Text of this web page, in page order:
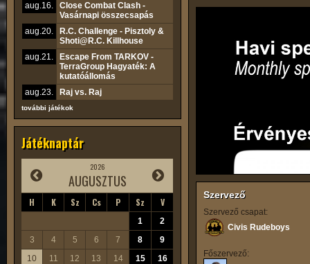
aug.16.
Close Combat Clash -
Vasárnapi összecsapás
aug.20.
R.C. Challenge - Pisztoly &
Shoti@R.C. Killhouse
aug.21.
Escape From TARKOV -
TerraGroup Hagyaték: A
kutatóállomás
aug.23.
Raj vs. Raj
további játékok
Játéknaptár
2026
AUGUSZTUS
H K Sz Cs P Sz V
1
2
3
4 5 6 7 8
9
10
11 12 13 14 15
16
Szervező
Szervező csapat:
Civis Rudeboys
Főszervező: